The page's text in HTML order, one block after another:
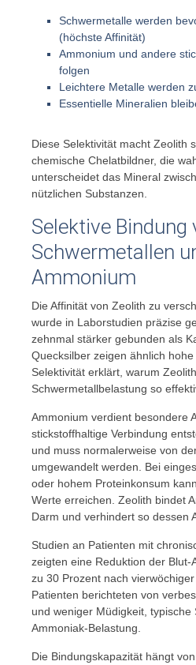
Schwermetalle werden
(höchste Affinität)
Ammonium und andere
folgen
Leichtere Metalle werden
Essentielle Mineralien
Diese Selektivität macht Zeolith
chemische Chelatbildner, die
unterscheidet das Mineral
nützlichen Substanzen.
Selektive Bindung
Schwermetallen
Ammonium
Die Affinität von Zeolith zu
wurde in Laborstudien präzise
zehnmal stärker gebunden als
Quecksilber zeigen ähnlich
Selektivität erklärt, warum
Schwermetallbelastung so
Ammonium verdient besondere
stickstoffhaltige Verbindung
und muss normalerweise von
umgewandelt werden. Bei
oder hohem Proteinkonsum
Werte erreichen. Zeolith bindet
Darm und verhindert so dessen
Studien an Patienten mit
zeigten eine Reduktion der
zu 30 Prozent nach
Patienten berichteten von
und weniger Müdigkeit, typische
Ammoniak-Belastung.
Die Bindungskapazität hängt